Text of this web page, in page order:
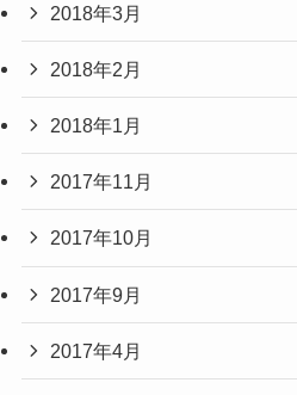
2018年3月
2018年2月
2018年1月
2017年11月
2017年10月
2017年9月
2017年4月